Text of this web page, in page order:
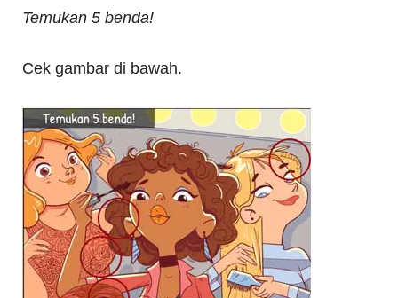
Temukan 5 benda!
Cek gambar di bawah.